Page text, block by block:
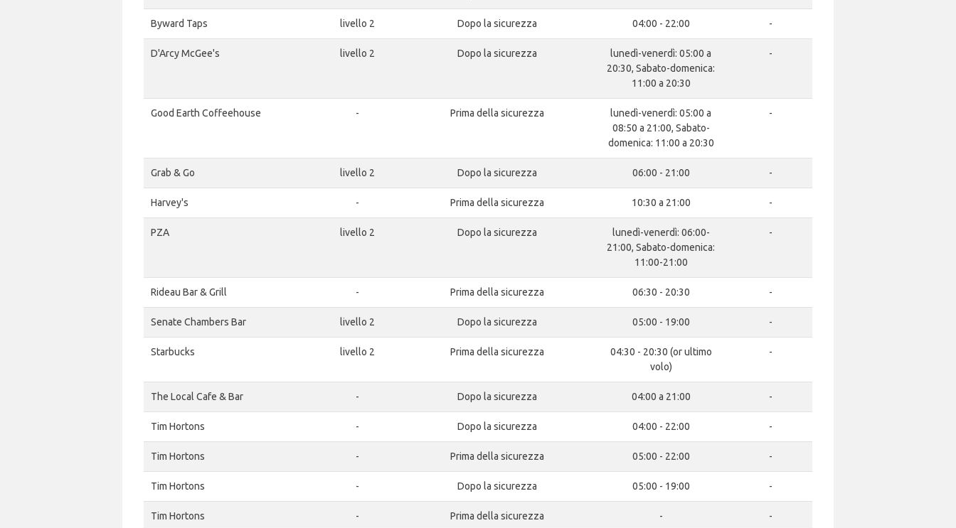
Byward Taps livello 2 Dopo la sicurezza 04:00 - 22:00 -
D'Arcy McGee's livello 2 Dopo la sicurezza
lunedì-venerdì: 05:00 a
20:30, Sabato-domenica:
11:00 a 20:30
-
Good Earth Coffeehouse - Prima della sicurezza
lunedì-venerdì: 05:00 a
08:50 a 21:00, Sabato-
domenica: 11:00 a 20:30
-
Grab & Go livello 2 Dopo la sicurezza 06:00 - 21:00 -
Harvey's - Prima della sicurezza 10:30 a 21:00 -
PZA livello 2 Dopo la sicurezza
lunedì-venerdì: 06:00-
21:00, Sabato-domenica:
11:00-21:00
-
Rideau Bar & Grill - Prima della sicurezza 06:30 - 20:30 -
Senate Chambers Bar livello 2 Dopo la sicurezza 05:00 - 19:00 -
Starbucks livello 2 Prima della sicurezza
04:30 - 20:30 (or ultimo
volo)
-
The Local Cafe & Bar - Dopo la sicurezza 04:00 a 21:00 -
Tim Hortons - Dopo la sicurezza 04:00 - 22:00 -
Tim Hortons - Prima della sicurezza 05:00 - 22:00 -
Tim Hortons - Dopo la sicurezza 05:00 - 19:00 -
Tim Hortons - Prima della sicurezza - -